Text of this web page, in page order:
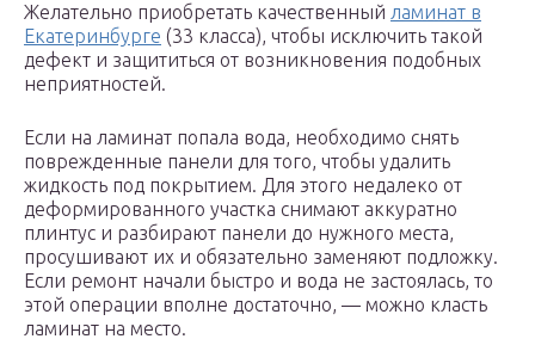
Желательно приобретать качественный ламинат в
Екатеринбурге (33 класса), чтобы исключить такой
дефект и защититься от возникновения подобных
неприятностей.
Если на ламинат попала вода, необходимо снять
поврежденные панели для того, чтобы удалить
жидкость под покрытием. Для этого недалеко от
деформированного участка снимают аккуратно
плинтус и разбирают панели до нужного места,
просушивают их и обязательно заменяют подложку.
Если ремонт начали быстро и вода не застоялась, то
этой операции вполне достаточно, — можно класть
ламинат на место.